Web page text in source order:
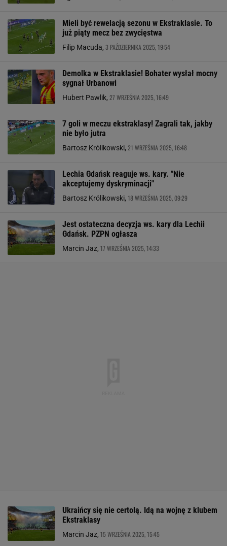
Mieli być rewelacją sezonu w Ekstraklasie. To
już piąty mecz bez zwycięstwa
Filip Macuda, 3 PAŹDZIERNIKA 2025, 19:54
Demolka w Ekstraklasie! Bohater wysłał mocny
sygnał Urbanowi
Hubert Pawlik, 27 WRZEŚNIA 2025, 16:49
7 goli w meczu ekstraklasy! Zagrali tak, jakby
nie było jutra
Bartosz Królikowski, 21 WRZEŚNIA 2025, 16:48
Lechia Gdańsk reaguje ws. kary. "Nie
akceptujemy dyskryminacji"
Bartosz Królikowski, 18 WRZEŚNIA 2025, 09:29
Jest ostateczna decyzja ws. kary dla Lechii
Gdańsk. PZPN ogłasza
Marcin Jaz, 17 WRZEŚNIA 2025, 14:33
Ukraińcy się nie certolą. Idą na wojnę z klubem
Ekstraklasy
Marcin Jaz, 15 WRZEŚNIA 2025, 15:45